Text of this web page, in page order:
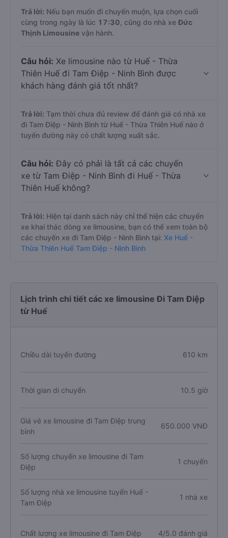
Trả lời: Nếu bạn muốn đi chuyến muộn, lựa chọn cuối
cùng trong ngày là lúc 17:30 , cũng do nhà xeĐức
Thịnh Limousine vận hành.
Câu hỏi: Xe limousine nào từ Huế - Thừa
Thiên Huế đi Tam Điệp - Ninh Bình được
khách hàng đánh giá tốt nhất?
Trả lời: Tạm thời chưa đủ review để đánh giá có nhà xe
đi Tam Điệp - Ninh Bình từ Huế - Thừa Thiên Huế nào ở
tuyến đường này có chất lượng xuất sắc.
Câu hỏi: Đây có phải là tất cả các chuyến
xe từ Tam Điệp - Ninh Bình đi Huế - Thừa
Thiên Huế không?
Trả lời: Hiện tại danh sách này chỉ thể hiện các chuyến
xe khai thác dòng xe limousine, bạn có thể xem toàn bộ
các chuyến xe đi Tam Điệp - Ninh Bình tại: Xe Huế -
Thừa Thiên Huế Tam Điệp - Ninh Bình
Lịch trình chi tiết các xe limousine Đi Tam Điệp
từ Huế
Chiều dài tuyến đường 610 km
Thời gian di chuyển 10.5 giờ
Giá vé xe limousine đi Tam Điệp trung
bình
650.000 VNĐ
Số lượng chuyến xe limousine đi Tam
Điệp
1 chuyến
Số lượng nhà xe limousine tuyến Huế -
Tam Điệp
1 nhà xe
Chất lượng xe limousine đi Tam Điệp 4/5.0 đánh giá